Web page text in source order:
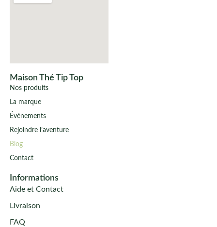
Maison Thé Tip Top
Nos produits
La marque
Événements
Rejoindre l’aventure
Blog
Contact
Informations
Aide et Contact
Livraison
FAQ